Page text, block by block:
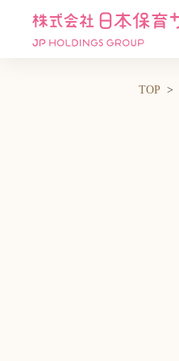
TOP